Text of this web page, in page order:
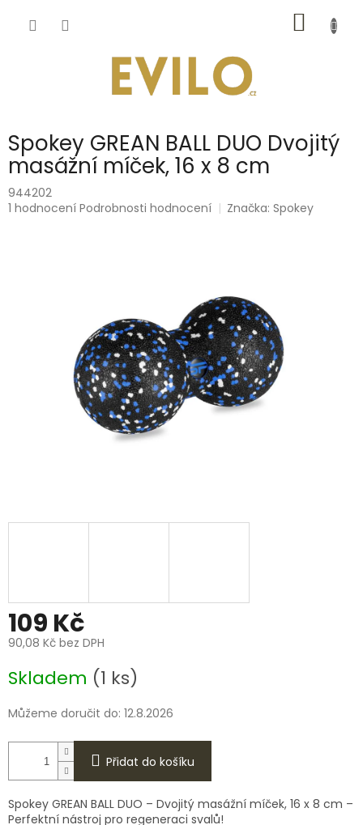
KOŠÍK
Spokey GREAN BALL DUO Dvojitý
masážní míček, 16 x 8 cm
944202
Průměrné
1 hodnocení Podrobnosti hodnocení Značka:Spokey
109 Kč
90,08 Kč bez DPH
cena:
Skladem (1 ks)
Můžeme doručit do: 12.8.2026
Přidat do košíku
Spokey GREAN BALL DUO – Dvojitý masážní míček, 16 x 8 cm –
Perfektní nástroj pro regeneraci svalů!